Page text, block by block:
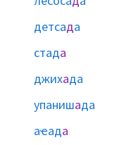
детсада
стада
джихада
упанишада
аҽада